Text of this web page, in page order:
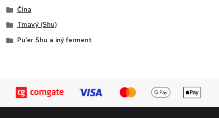
Čína
Tmavý (Shu)
Pu'er Shu a iný ferment